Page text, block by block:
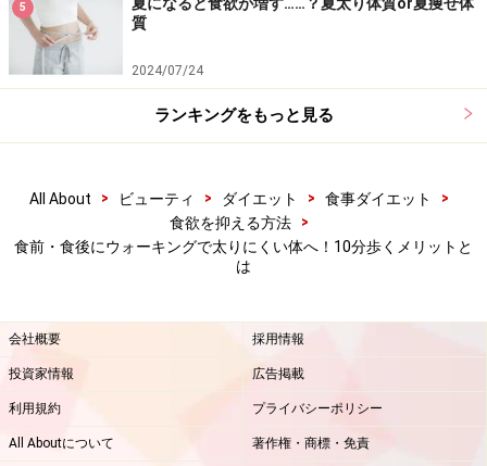
する方法が食後ウォークです。目安は食後60分以内、遅
くても90分は超えないようにしましょう。
また、食後10分ウォークにより、食後の甘いものを食べ
たい欲求を抑えられるのも嬉しいポイントです。前述の
後の副交感神経が優位になっている状態から交感神経優
位に意図的にシフトさせることで食欲を抑えることがで
きます。食後に甘いものを食べる習慣がある人は、食後
る役目もあるので、午後の仕事に集中しやすくなる点も
大きなメリットと言えるでしょう。また、炭水化物を食
べ過ぎた時の即効リセット法としても人気の方法です。
ただし、食事直後（30分以内）に激しい運動するのは避
けましょう。
5
夏になると食欲が増す……？夏太り体質or夏痩せ体
質
2024/07/24
ランキングをもっと見る
All About > ビューティ > ダイエット > 食事ダイエット
>
食欲を抑える方法
>
食前・食後にウォーキングで太りにくい体へ！10分歩くメリットと
は
会社概要 採用情報
投資家情報 広告掲載
利用規約 プライバシーポリシー
All Aboutについて 著作権・商標・免責